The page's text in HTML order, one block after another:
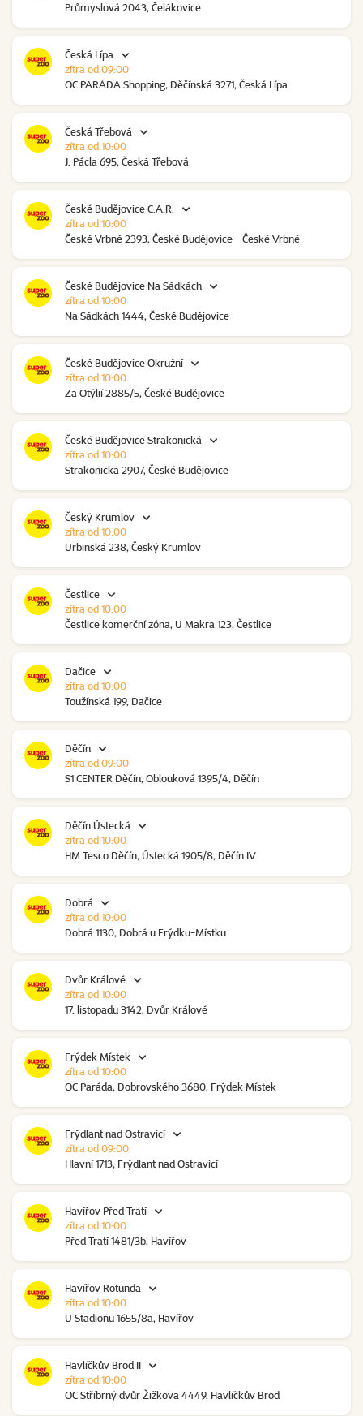
Průmyslová 2043, Čelákovice
Česká Lípa
OC PARÁDA Shopping, Děčínská 3271, Česká Lípa
zítra od 09:00
Česká Třebová
J. Pácla 695, Česká Třebová
zítra od 10:00
České Budějovice C.A.R.
České Vrbné 2393, České Budějovice - České Vrbné
zítra od 10:00
České Budějovice Na Sádkách
Na Sádkách 1444, České Budějovice
zítra od 10:00
České Budějovice Okružní
Za Otýlií 2885/5, České Budějovice
zítra od 10:00
České Budějovice Strakonická
Strakonická 2907, České Budějovice
zítra od 10:00
Český Krumlov
Urbinská 238, Český Krumlov
zítra od 10:00
Čestlice
Čestlice komerční zóna, U Makra 123, Čestlice
zítra od 10:00
Dačice
Toužínská 199, Dačice
zítra od 10:00
Děčín
S1 CENTER Děčín, Oblouková 1395/4, Děčín
zítra od 09:00
Děčín Ústecká
HM Tesco Děčín, Ústecká 1905/8, Děčín IV
zítra od 10:00
Dobrá
Dobrá 1130, Dobrá u Frýdku-Místku
zítra od 10:00
Dvůr Králové
17. listopadu 3142, Dvůr Králové
zítra od 10:00
Frýdek Místek
OC Paráda, Dobrovského 3680, Frýdek Místek
zítra od 10:00
Frýdlant nad Ostravicí
Hlavní 1713, Frýdlant nad Ostravicí
zítra od 09:00
Havířov Před Tratí
Před Tratí 1481/3b, Havířov
zítra od 10:00
Havířov Rotunda
U Stadionu 1655/8a, Havířov
zítra od 10:00
Havlíčkův Brod II
OC Stříbrný dvůr Žižkova 4449, Havlíčkův Brod
zítra od 10:00